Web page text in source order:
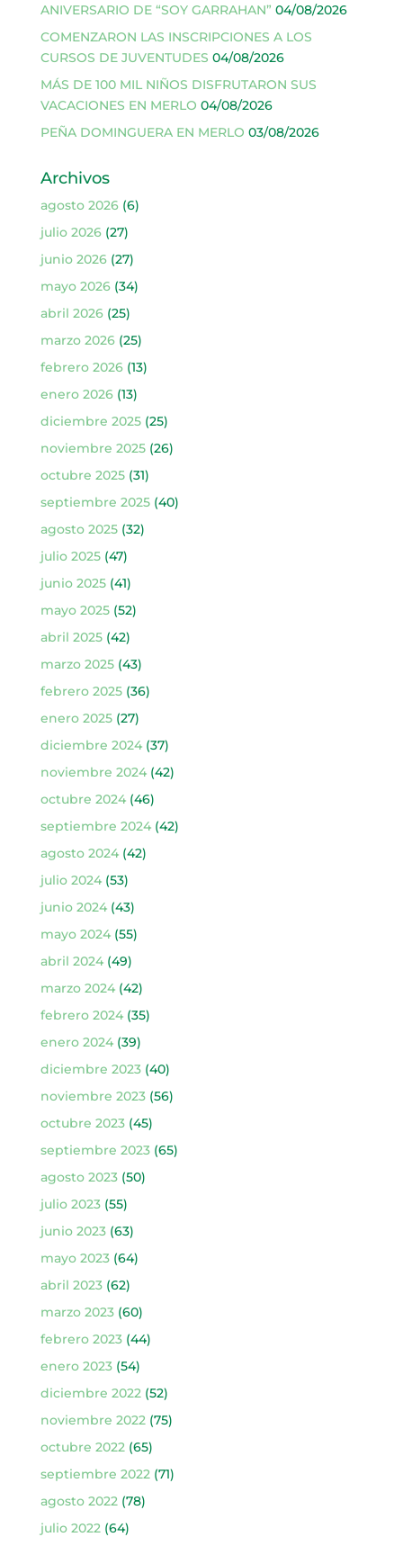
ANIVERSARIO DE “SOY GARRAHAN” 04/08/2026
COMENZARON LAS INSCRIPCIONES A LOS
CURSOS DE JUVENTUDES 04/08/2026
MÁS DE 100 MIL NIÑOS DISFRUTARON SUS
VACACIONES EN MERLO 04/08/2026
PEÑA DOMINGUERA EN MERLO 03/08/2026
Archivos
agosto 2026(6)
julio 2026(27)
junio 2026(27)
mayo 2026(34)
abril 2026(25)
marzo 2026(25)
febrero 2026(13)
enero 2026(13)
diciembre 2025(25)
noviembre 2025(26)
octubre 2025(31)
septiembre 2025(40)
agosto 2025(32)
julio 2025(47)
junio 2025(41)
mayo 2025(52)
abril 2025(42)
marzo 2025(43)
febrero 2025(36)
enero 2025(27)
diciembre 2024(37)
noviembre 2024(42)
octubre 2024(46)
septiembre 2024(42)
agosto 2024(42)
julio 2024(53)
junio 2024(43)
mayo 2024(55)
abril 2024(49)
marzo 2024(42)
febrero 2024(35)
enero 2024(39)
diciembre 2023(40)
noviembre 2023(56)
octubre 2023(45)
septiembre 2023(65)
agosto 2023(50)
julio 2023(55)
junio 2023(63)
mayo 2023(64)
abril 2023(62)
marzo 2023(60)
febrero 2023(44)
enero 2023(54)
diciembre 2022(52)
noviembre 2022(75)
octubre 2022(65)
septiembre 2022(71)
agosto 2022(78)
julio 2022(64)